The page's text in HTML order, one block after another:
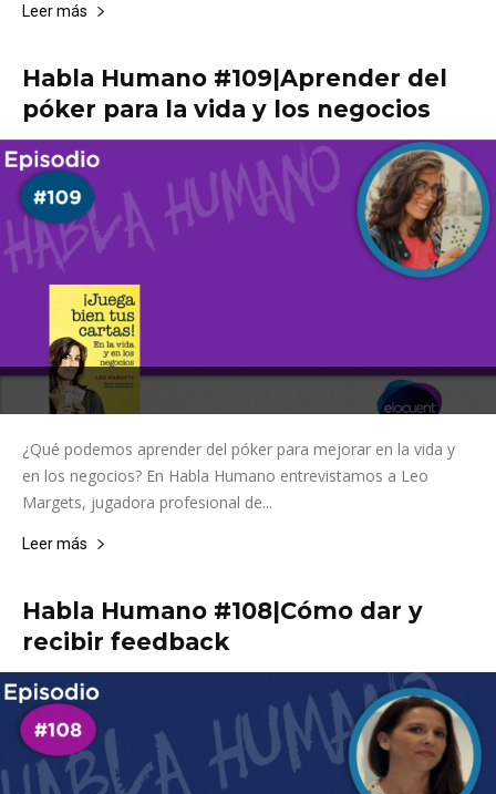
Leer más
Habla Humano #109|Aprender del
póker para la vida y los negocios
¿Qué podemos aprender del póker para mejorar en la vida y
en los negocios? En Habla Humano entrevistamos a Leo
Margets, jugadora profesional de...
Leer más
Habla Humano #108|Cómo dar y
recibir feedback